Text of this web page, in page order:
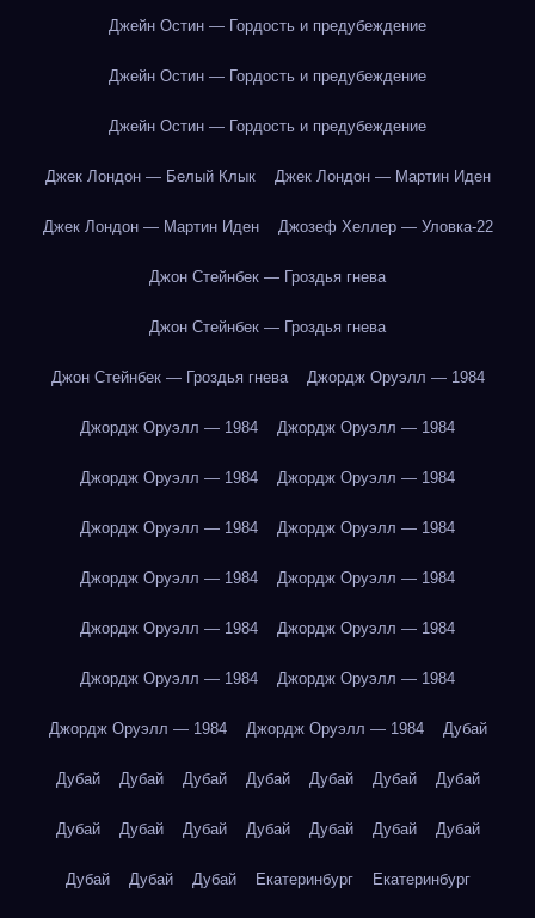
Джейн Остин — Гордость и предубеждение
Джейн Остин — Гордость и предубеждение
Джейн Остин — Гордость и предубеждение
Джек Лондон — Белый Клык Джек Лондон — Мартин Иден
Джек Лондон — Мартин Иден Джозеф Хеллер — Уловка-22
Джон Стейнбек — Гроздья гнева
Джон Стейнбек — Гроздья гнева
Джон Стейнбек — Гроздья гнева Джордж Оруэлл — 1984
Джордж Оруэлл — 1984 Джордж Оруэлл — 1984
Джордж Оруэлл — 1984 Джордж Оруэлл — 1984
Джордж Оруэлл — 1984 Джордж Оруэлл — 1984
Джордж Оруэлл — 1984 Джордж Оруэлл — 1984
Джордж Оруэлл — 1984 Джордж Оруэлл — 1984
Джордж Оруэлл — 1984 Джордж Оруэлл — 1984
Джордж Оруэлл — 1984 Джордж Оруэлл — 1984 Дубай
Дубай Дубай Дубай Дубай Дубай Дубай Дубай
Дубай Дубай Дубай Дубай Дубай Дубай Дубай
Дубай Дубай Дубай Екатеринбург Екатеринбург